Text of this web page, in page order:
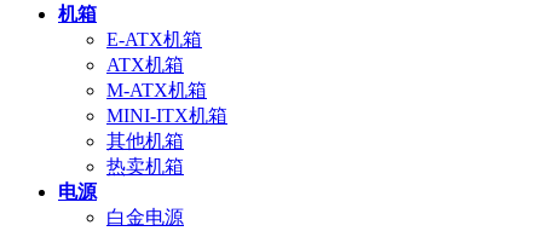
机箱
E-ATX机箱
ATX机箱
M-ATX机箱
MINI-ITX机箱
其他机箱
热卖机箱
电源
白金电源